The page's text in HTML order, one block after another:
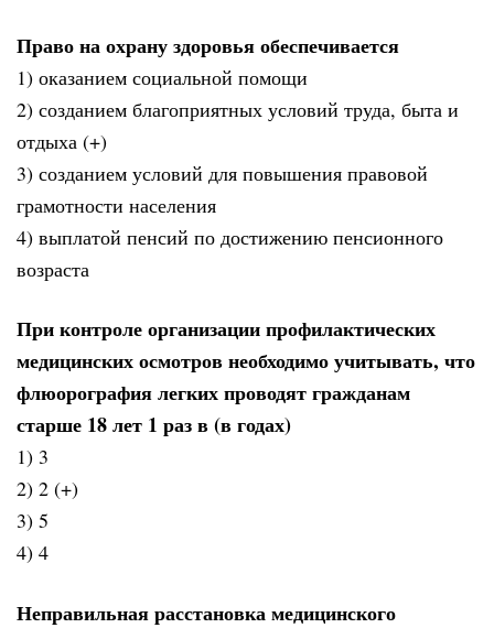
Право на охрану здоровья обеспечивается
1) оказанием социальной помощи
2) созданием благоприятных условий труда, быта и
отдыха (+)
3) созданием условий для повышения правовой
грамотности населения
4) выплатой пенсий по достижению пенсионного
возраста
При контроле организации профилактических
медицинских осмотров необходимо учитывать, что
флюорография легких проводят гражданам
старше 18 лет 1 раз в (в годах)
1) 3
2) 2 (+)
3) 5
4) 4
Неправильная расстановка медицинского